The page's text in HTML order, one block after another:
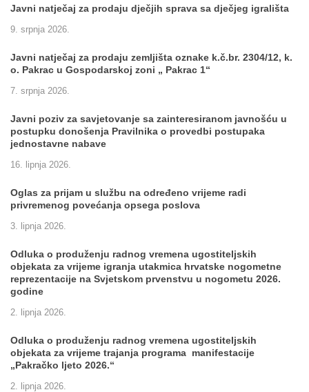
Javni natječaj za prodaju dječjih sprava sa dječjeg igrališta
9. srpnja 2026.
Javni natječaj za prodaju zemljišta oznake k.č.br. 2304/12, k.
o. Pakrac u Gospodarskoj zoni „ Pakrac 1“
7. srpnja 2026.
Javni poziv za savjetovanje sa zainteresiranom javnošću u
postupku donošenja Pravilnika o provedbi postupaka
jednostavne nabave
16. lipnja 2026.
Oglas za prijam u službu na određeno vrijeme radi
privremenog povećanja opsega poslova
3. lipnja 2026.
Odluka o produženju radnog vremena ugostiteljskih
objekata za vrijeme igranja utakmica hrvatske nogometne
reprezentacije na Svjetskom prvenstvu u nogometu 2026.
godine
2. lipnja 2026.
Odluka o produženju radnog vremena ugostiteljskih
objekata za vrijeme trajanja programa manifestacije
„Pakračko ljeto 2026.“
2. lipnja 2026.